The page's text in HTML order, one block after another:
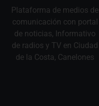
Plataforma de medios de
comunicación con portal
de noticias, Informativo
de radios y TV en Ciudad
de la Costa, Canelones